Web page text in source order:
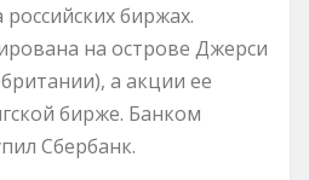
биржах.
на острове Джерси
а акции ее
бирже. Банком
Сбербанк.